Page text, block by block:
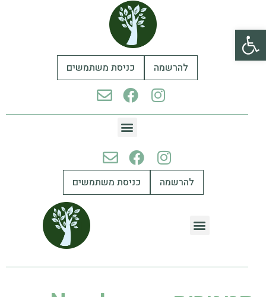
פתח סרגל נגישות
להרשמה כניסת משתמשים
להרשמה כניסת משתמשים